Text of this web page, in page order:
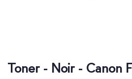
Toner - Noir - Canon